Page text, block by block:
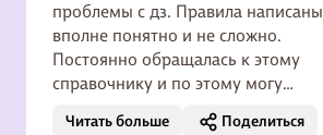
проблемы с дз. Правила написаны
вполне понятно и не сложно.
Постоянно обращалась к этому
справочнику и по этому могу
многим посоветовать поскольку
Читать больше Поделиться